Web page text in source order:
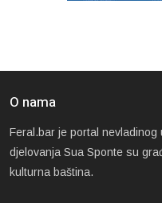
O nama
Feral.bar je portal
djelovanja Sua Sponte su
kulturna baština.